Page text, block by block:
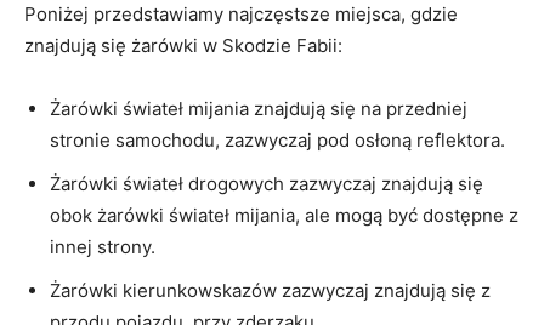
Poniżej przedstawiamy najczęstsze miejsca, gdzie
⁢znajdują się żarówki w ⁣Skodzie Fabii:
Żarówki świateł mijania znajdują się na⁢ przedniej
stronie⁣ samochodu, zazwyczaj pod osłoną reflektora.
Żarówki świateł drogowych zazwyczaj znajdują ‌się
obok żarówki świateł mijania, ale mogą być dostępne z
innej strony.
Żarówki kierunkowskazów zazwyczaj ⁣znajdują się z